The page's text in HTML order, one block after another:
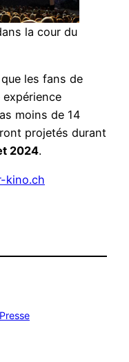
la cour du
les fans de
expérience
moins de 14
projetés durant
2024.
kino.ch
Presse